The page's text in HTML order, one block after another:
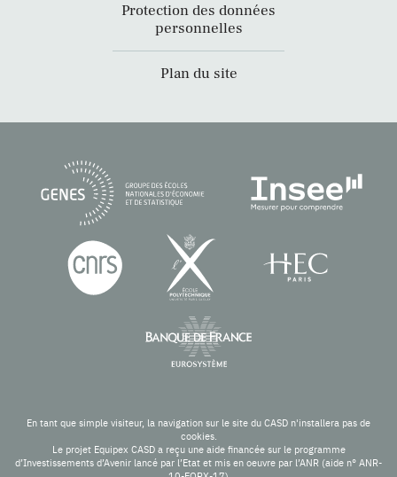
Protection des données
personnelles
Plan du site
En tant que simple visiteur, la navigation sur le site du CASD n'installera pas de
cookies.
Le projet Equipex CASD a reçu une aide financée sur le programme
d’Investissements d’Avenir lancé par l’Etat et mis en oeuvre par l’ANR (aide n° ANR-